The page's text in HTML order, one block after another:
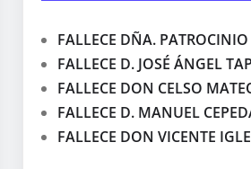
FALLECE DÑA.
FALLECE D. JOSÉ ÁNGEL
FALLECE DON CELSO
FALLECE D. MANUEL
FALLECE DON VICENTE